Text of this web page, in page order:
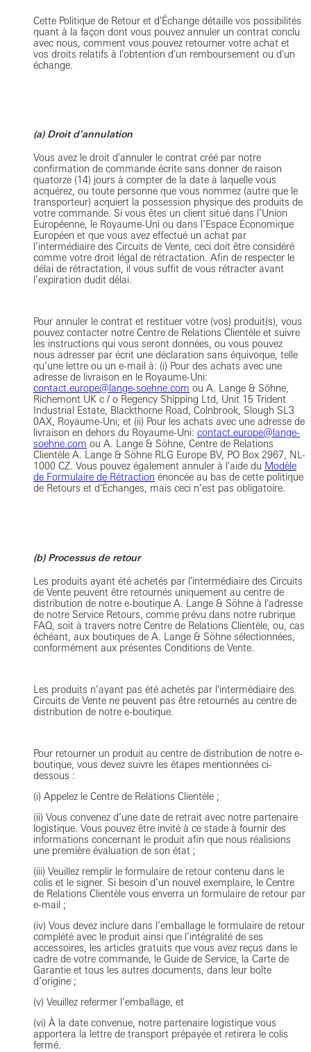
Cette Politique de Retour et d'Échange détaille vos possibilités
quant à la façon dont vous pouvez annuler un contrat conclu
avec nous, comment vous pouvez retourner votre achat et
vos droits relatifs à l'obtention d'un remboursement ou d'un
échange.
(a) Droit d'annulation
Vous avez le droit d'annuler le contrat créé par notre
confirmation de commande écrite sans donner de raison
quatorze (14) jours à compter de la date à laquelle vous
acquérez, ou toute personne que vous nommez (autre que le
transporteur) acquiert la possession physique des produits de
votre commande. Si vous êtes un client situé dans l’Union
Européenne, le Royaume-Uni ou dans l’Espace Économique
Européen et que vous avez effectué un achat par
l’intermédiaire des Circuits de Vente, ceci doit être considéré
comme votre droit légal de rétractation. Afin de respecter le
délai de rétractation, il vous suffit de vous rétracter avant
l’expiration dudit délai.
Pour annuler le contrat et restituer votre (vos) produit(s), vous
pouvez contacter notre Centre de Relations Clientèle et suivre
les instructions qui vous seront données, ou vous pouvez
nous adresser par écrit une déclaration sans équivoque, telle
qu’une lettre ou un e-mail à: (i) Pour des achats avec une
adresse de livraison en le Royaume-Uni:
contact.europe@lange-soehne.com ou A. Lange & Söhne,
Richemont UK c / o Regency Shipping Ltd, Unit 15 Trident
Industrial Estate, Blackthorne Road, Colnbrook, Slough SL3
0AX, Royaume-Uni; et (ii) Pour les achats avec une adresse de
livraison en dehors du Royaume-Uni: contact.europe@lange-
soehne.com ou A. Lange & Söhne, Centre de Relations
Clientèle A. Lange & Söhne RLG Europe BV, PO Box 2967, NL-
1000 CZ. Vous pouvez également annuler à l'aide du Modèle
de Formulaire de Rétraction énoncée au bas de cette politique
de Retours et d'Échanges, mais ceci n’est pas obligatoire.
(b) Processus de retour
Les produits ayant été achetés par l'intermédiaire des Circuits
de Vente peuvent être retournés uniquement au centre de
distribution de notre e-boutique A. Lange & Söhne à l'adresse
de notre Service Retours, comme prévu dans notre rubrique
FAQ, soit à travers notre Centre de Relations Clientèle, ou, cas
échéant, aux boutiques de A. Lange & Söhne sélectionnées,
conformément aux présentes Conditions de Vente.
Les produits n’ayant pas été achetés par l'intermédiaire des
Circuits de Vente ne peuvent pas être retournés au centre de
distribution de notre e-boutique.
Pour retourner un produit au centre de distribution de notre e-
boutique, vous devez suivre les étapes mentionnées ci-
dessous :
(i) Appelez le Centre de Relations Clientèle ;
(ii) Vous convenez d’une date de retrait avec notre partenaire
logistique. Vous pouvez être invité à ce stade à fournir des
informations concernant le produit afin que nous réalisions
une première évaluation de son état ;
(iii) Veuillez remplir le formulaire de retour contenu dans le
colis et le signer. Si besoin d’un nouvel exemplaire, le Centre
de Relations Clientèle vous enverra un formulaire de retour par
e-mail ;
(iv) Vous devez inclure dans l’emballage le formulaire de retour
complété avec le produit ainsi que l’intégralité de ses
accessoires, les articles gratuits que vous avez reçus dans le
cadre de votre commande, le Guide de Service, la Carte de
Garantie et tous les autres documents, dans leur boîte
d’origine ;
(v) Veuillez refermer l’emballage, et
(vi) À la date convenue, notre partenaire logistique vous
apportera la lettre de transport prépayée et retirera le colis
fermé.